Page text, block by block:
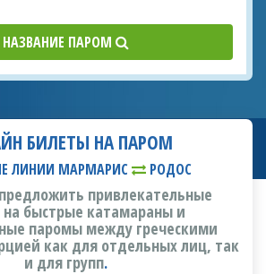
НАЗВАНИЕ ПАРОМ
БИЛЕТЫ НА ПАРОМ
ЛИНИИ МАРМАРИС РОДОС
привлекательные
быстрые катамараны и
паромы между греческими
как для отдельных лиц, так
и для групп.